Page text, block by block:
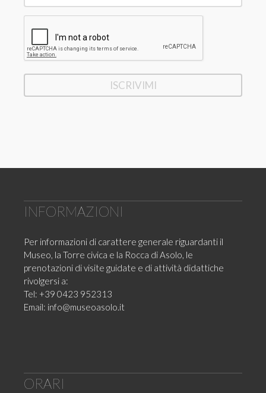
INFORMAZIONI
Per informazioni di carattere generale riguardanti il
Museo, la Torre civica e la Rocca di Asolo, le
prenotazioni di visite guidate e di attività didattiche
rivolgersi a:
Tel: +39 0423 952313
Email: info@museoasolo.it
ORARI